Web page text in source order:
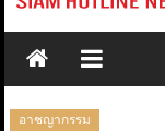
อาชญากรรม